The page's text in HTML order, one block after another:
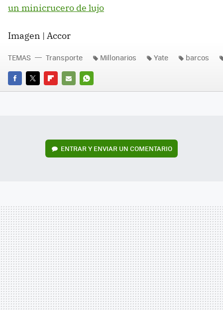
un minicrucero de lujo
Imagen | Accor
FACEBOOK
TWITTERFLIPBOARD
E-
WHATSAPP
TEMAS Transporte Millonarios Yate barcos
ENTRAR Y ENVIAR UN COMENTARIO